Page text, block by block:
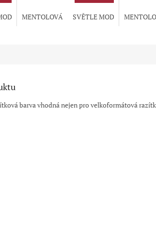
ZELENÁ FIALOVÁ BORDÓ
z
MENTOLOVÁ SVĚTLE MODRÁ z
barva vhodná nejen pro velkoformátová